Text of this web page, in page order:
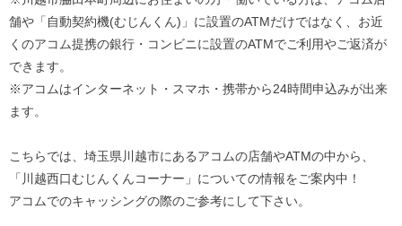
舗や「自動契約機(むじんくん)」に設置のATMだけではなく、お近
くのアコム提携の銀行・コンビニに設置のATMでご利用やご返済が
できます。
※アコムはインターネット・スマホ・携帯から24時間申込みが出来
ます。
こちらでは、埼玉県川越市にあるアコムの店舗やATMの中から、
「川越西口むじんくんコーナー」についての情報をご案内中！
アコムでのキャッシングの際のご参考にして下さい。